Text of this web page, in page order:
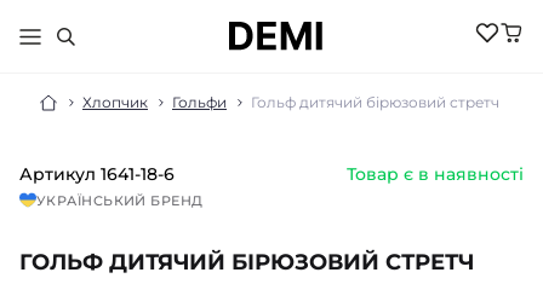
Хлопчик Гольфи Гольф дитячий бірюзовий стретч
Артикул 1641-18-6 Товар є в наявності
УКРАЇНСЬКИЙ БРЕНД
ГОЛЬФ ДИТЯЧИЙ БІРЮЗОВИЙ СТРЕТЧ
МАЛЮКАМ
НОВИНКИ
ЖІНКИ